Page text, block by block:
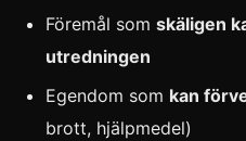
Föremål somskäligen
utredningen
Egendom som kan
brott, hjälpmedel)